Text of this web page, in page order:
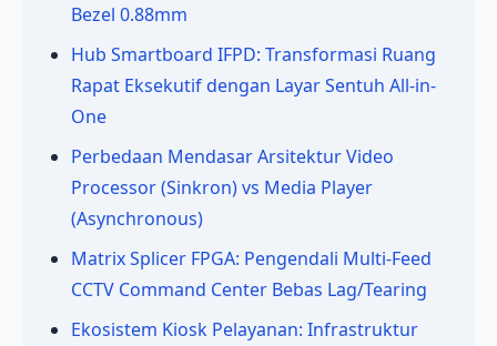
Bezel 0.88mm
Hub Smartboard IFPD: Transformasi Ruang
Rapat Eksekutif dengan Layar Sentuh All-in-
One
Perbedaan Mendasar Arsitektur Video
Processor (Sinkron) vs Media Player
(Asynchronous)
Matrix Splicer FPGA: Pengendali Multi-Feed
CCTV Command Center Bebas Lag/Tearing
Ekosistem Kiosk Pelayanan: Infrastruktur